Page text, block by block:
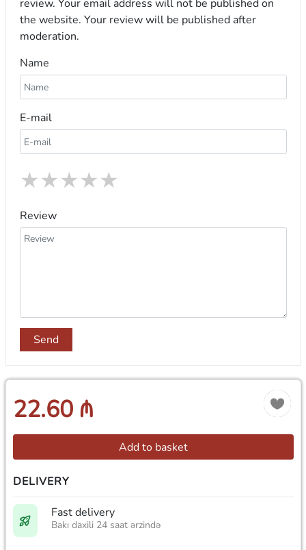
review. Your email address will not be published on
the website. Your review will be published after
moderation.
Name
E-mail
★
★
★
★
★
Review
Send
22.60 ₼
Add to basket
DELIVERY
Fast delivery
Bakı daxili 24 saat ərzində